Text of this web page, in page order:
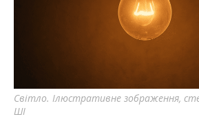
Світло. Ілюстративне зображення,
ШІ